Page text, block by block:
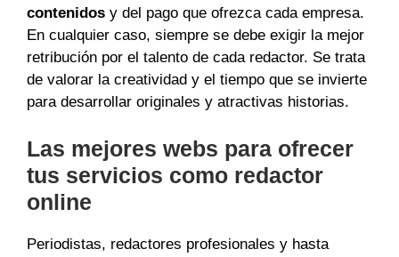
contenidos y del pago que ofrezca cada empresa.
En cualquier caso, siempre se debe exigir la mejor
retribución por el talento de cada redactor. Se trata
de valorar la creatividad y el tiempo que se invierte
para desarrollar originales y atractivas historias.
Las mejores webs para ofrecer
tus servicios como redactor
online
Periodistas, redactores profesionales y hasta